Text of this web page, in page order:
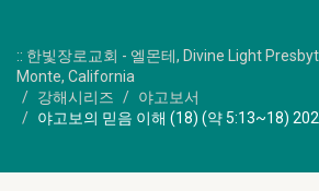
:: 한빛장로교회 - 엘몬테, Divine Light
Monte, California
강해시리즈
야고보서
야고보의 믿음 이해 (18) (약 5:13~18)